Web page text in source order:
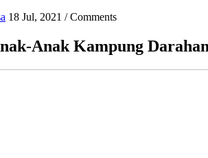
18 Jul, 2021 /Comments
Anak Kampung